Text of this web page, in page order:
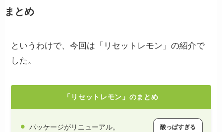
まとめ
というわけで、今回は「リセットレモン」の紹介で
した。
「リセットレモン」のまとめ
パッケージがリニューアル。
酸っぱすぎる